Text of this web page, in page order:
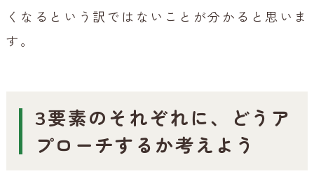
くなるという訳ではないことが分かると思いま
す。
3要素のそれぞれに、どうア
プローチするか考えよう